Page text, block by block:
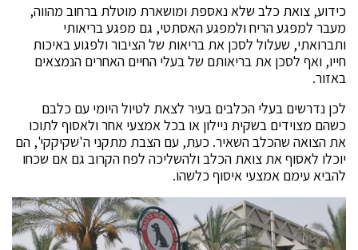
כידוע, צואת כלב שלא נאספת ומושארת מוטלת ברחוב מהווה,
מעבר למפגע הריח ולמפגע האסתטי, גם מפגע בריאותי
ותברואתי, שעלול לסכן את בריאות של הציבור ולפגוע באיכות
חייו, ואף לסכן את בריאותם של בעלי החיים האחרים הנמצאים
באזור.
לכן נדרשים בעלי הכלבים בעיר לצאת לטיול היומי עם כלבם
כשהם מצוידים בשקית ניילון או בכל אמצעי אחר ולאסוף לתוכו
את הצואה שהכלב השאיר. כעת, עם הצבת מתקני ה'שקיקקי', הם
יוכלו לאסוף את צואת הכלב ולהשליכה לפח הקרוב גם אם שכחו
להביא עימם אמצעי איסוף כלשהו.